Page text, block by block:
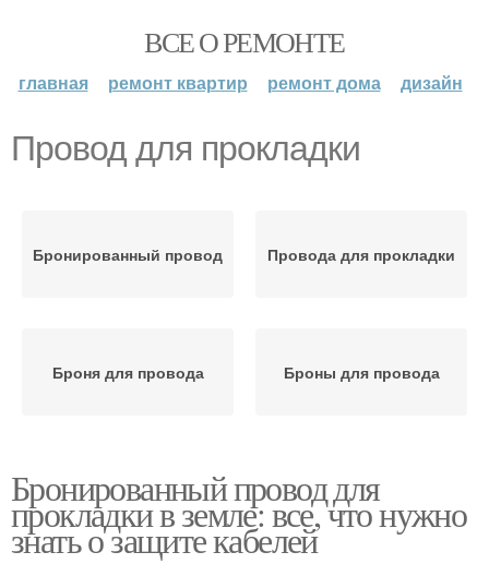
ВСЕ О РЕМОНТЕ
главная ремонт квартир ремонт дома дизайн
Провод для прокладки
Бронированный провод Провода для прокладки
Броня для провода Броны для провода
Бронированный провод для
прокладки в земле: все, что нужно
знать о защите кабелей